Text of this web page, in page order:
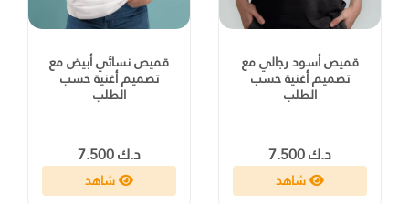
قميص أسود رجالي مع
تصميم أغنية حسب
الطلب
د.ك 7.500
شاهد
قميص نسائي أبيض مع
تصميم أغنية حسب
الطلب
د.ك 7.500
شاهد